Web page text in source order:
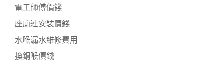
電工師傅價錢
座廁連安裝價錢
水喉漏水維修費用
換銅喉價錢